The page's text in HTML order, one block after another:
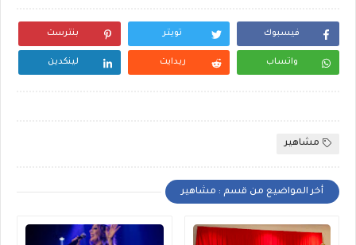
فيسبوك تويتر بنترست
واتساب ريدايت لينكدين
مشاهير
أخر المواضيع من قسم : مشاهير